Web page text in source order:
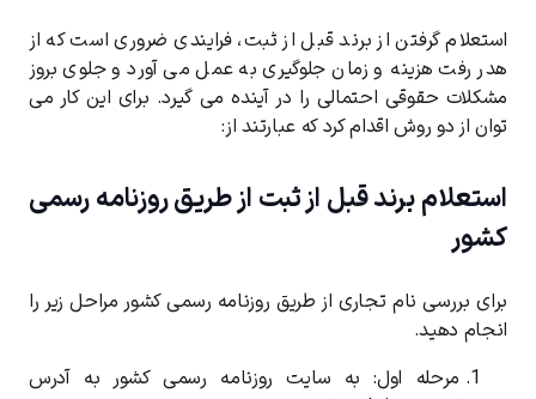
استعلام گرفتن از برند قبل از ثبت، فرایندی ضروری است که از
هدر رفت هزینه و زمان جلوگیری به عمل می آورد و جلوی بروز
مشکلات حقوقی احتمالی را در آینده می گیرد. برای این کار می
توان از دو روش اقدام کرد که عبارتند از:
استعلام برند قبل از ثبت از طریق روزنامه رسمی
کشور
برای بررسی نام تجاری از طریق روزنامه رسمی کشور مراحل زیر را
انجام دهید.
مرحله اول: به سایت روزنامه رسمی کشور به آدرس